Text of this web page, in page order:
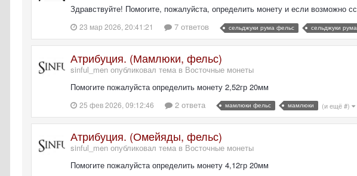
Здравствуйте! Помогите, пожалуйста, определить монету и если возможно
23 мар 2026, 20:41:21 7 ответов сельджуки рума фельс сельджуки рума
Атрибуция. (Мамлюки, фельс)
sinful_men опубликовал тема в Восточные монеты
Помогите пожалуйста определить монету 2,52гр 20мм
25 фев 2026, 09:12:46 2 ответа мамлюки фельс мамлюки (и ещё #)
Атрибуция. (Омейяды, фельс)
sinful_men опубликовал тема в Восточные монеты
Помогите пожалуйста определить монету 4,12гр 20мм